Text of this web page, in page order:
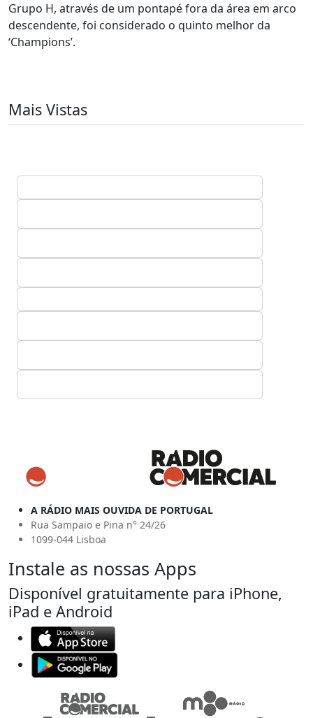
Grupo H, através de um pontapé fora da área em arco
descendente, foi considerado o quinto melhor da
‘Champions’.
Mais Vistas
A RÁDIO MAIS OUVIDA DE PORTUGAL
Rua Sampaio e Pina n° 24/26
1099-044 Lisboa
Instale as nossas Apps
Disponível gratuitamente para iPhone,
iPad e Android